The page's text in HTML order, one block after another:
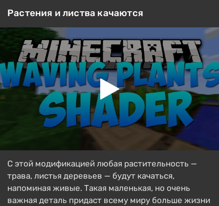
Растения и листва качаются
С этой модификацией любая растительность —
трава, листья деревьев — будут качаться,
напоминая живые. Такая маленькая, но очень
важная деталь придаст всему миру больше жизни